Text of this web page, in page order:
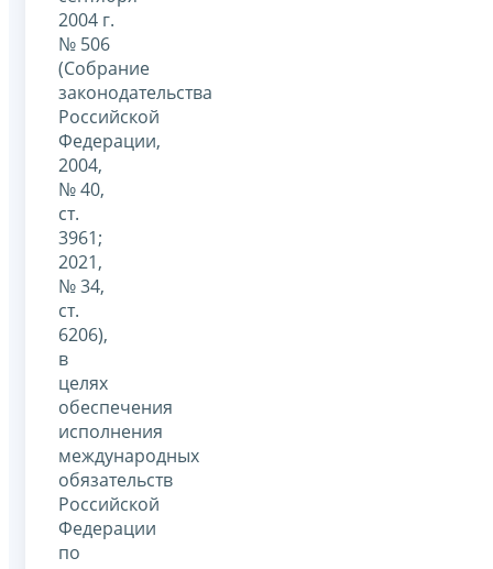
2004 г.
№ 506
(Собрание
законодательства
Российской
Федерации,
2004,
№ 40,
ст.
3961;
2021,
№ 34,
ст.
6206),
в
целях
обеспечения
исполнения
международных
обязательств
Российской
Федерации
по